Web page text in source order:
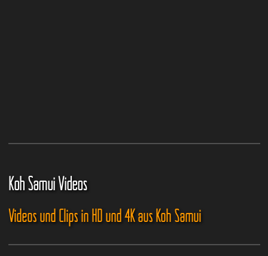
Koh Samui Videos
Videos und Clips in HD und 4K aus Koh Samui